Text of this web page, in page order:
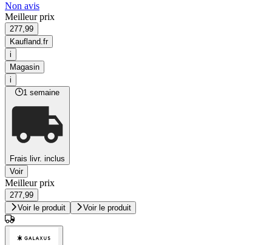
Non avis
Meilleur prix
277,99
Kaufland.fr
i
Magasin
i
1 semaine
Frais livr. inclus
Voir
Meilleur prix
277,99
Voir le produit
Voir le produit